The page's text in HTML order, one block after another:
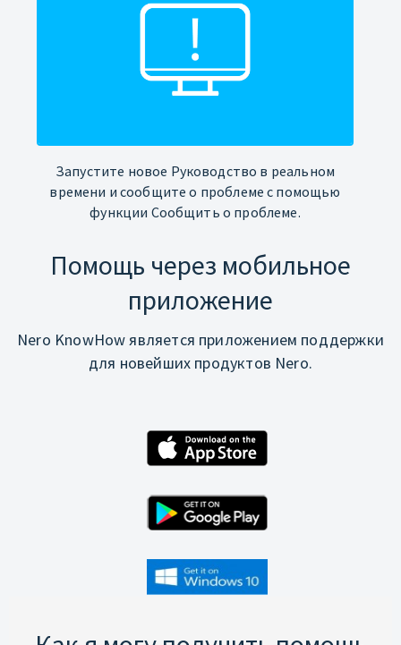
Запустите новое Руководство в реальном
времени и сообщите о проблеме с помощью
функции Сообщить о проблеме.
Помощь через мобильное
приложение
Nero KnowHow является приложением поддержки
для новейших продуктов Nero.